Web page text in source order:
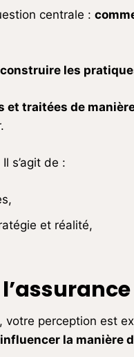
centrale :
les
et traitées de
s’agit de :
et réalité,
votre perception est
influencer la manière